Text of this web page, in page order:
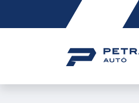
Friss
hírek